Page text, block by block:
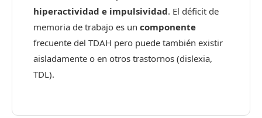
hiperactividad e impulsividad. El déficit de
memoria de trabajo es un componente
frecuente del TDAH pero puede también existir
aisladamente o en otros trastornos (dislexia,
TDL).